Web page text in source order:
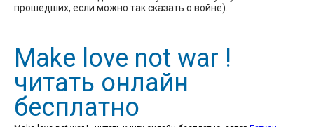
прошедших, если можно так сказать о войне).
Make love not war !
читать онлайн
бесплатно